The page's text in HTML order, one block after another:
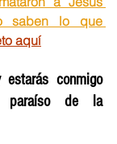
saben lo que
aquí
conmigo
de la